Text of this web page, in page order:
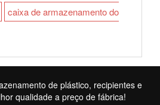
caixa de armazenamento do
de plástico, recipientes e
qualidade a preço de fábrica!